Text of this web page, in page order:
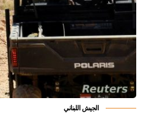
الجيش اللبناني